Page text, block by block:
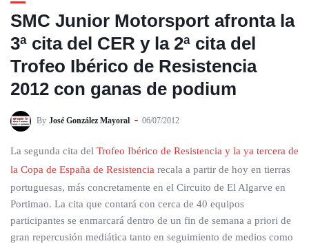
SMC Junior Motorsport afronta la
3ª cita del CER y la 2ª cita del
Trofeo Ibérico de Resistencia
2012 con ganas de podium
By José González Mayoral 06/07/2012
La segunda cita del Trofeo Ibérico de Resistencia y la ya tercera de
la Copa de España de Resistencia recala a partir de hoy en tierras
portuguesas, más concretamente en el Circuito de El Algarve en
Portimao. La cita que contará con cerca de 40 equipos
participantes se enmarcará dentro de un fin de semana a priori de
gran repercusión mediática tanto en seguimiento de medios como